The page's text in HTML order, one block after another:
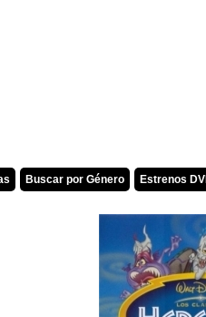
Buscar por Género Estrenos